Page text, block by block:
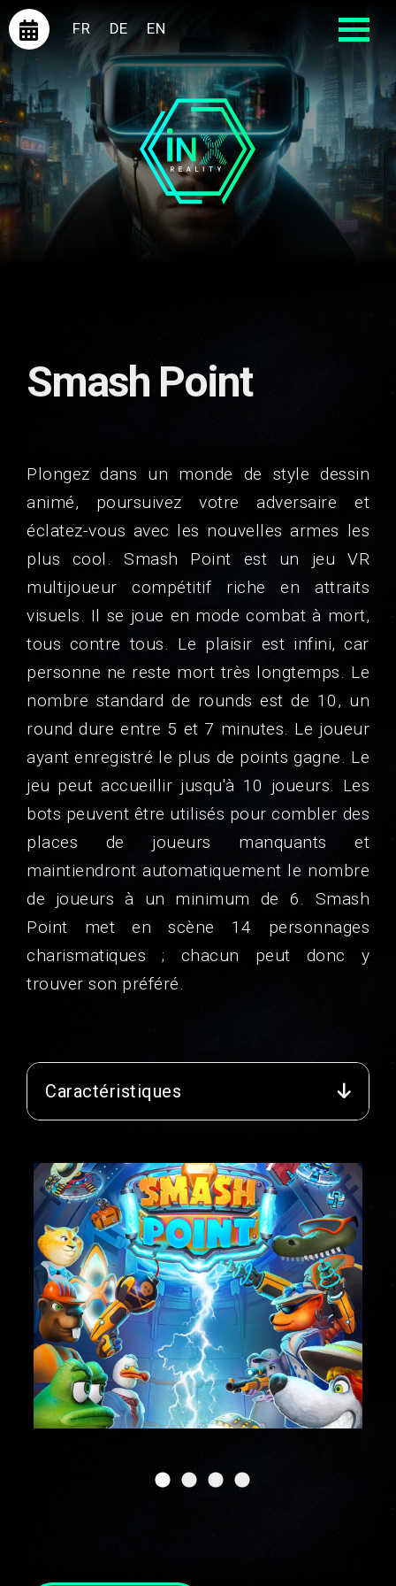
FR DE EN
Smash Point
Plongez dans un monde de style dessin
animé, poursuivez votre adversaire et
éclatez-vous avec les nouvelles armes les
plus cool. Smash Point est un jeu VR
multijoueur compétitif riche en attraits
visuels. Il se joue en mode combat à mort,
tous contre tous. Le plaisir est infini, car
personne ne reste mort très longtemps. Le
nombre standard de rounds est de 10, un
round dure entre 5 et 7 minutes. Le joueur
ayant enregistré le plus de points gagne. Le
jeu peut accueillir jusqu'à 10 joueurs. Les
bots peuvent être utilisés pour combler des
places de joueurs manquants et
maintiendront automatiquement le nombre
de joueurs à un minimum de 6. Smash
Point met en scène 14 personnages
charismatiques ; chacun peut donc y
trouver son préféré.
Caractéristiques